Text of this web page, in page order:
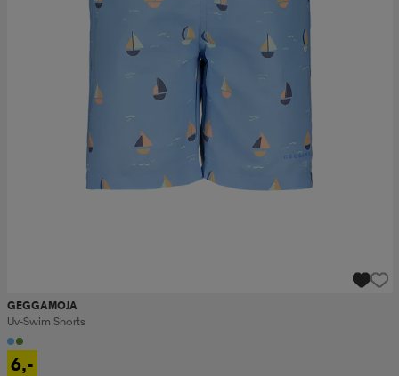
GEGGAMOJA
Uv-Swim Shorts
6,-